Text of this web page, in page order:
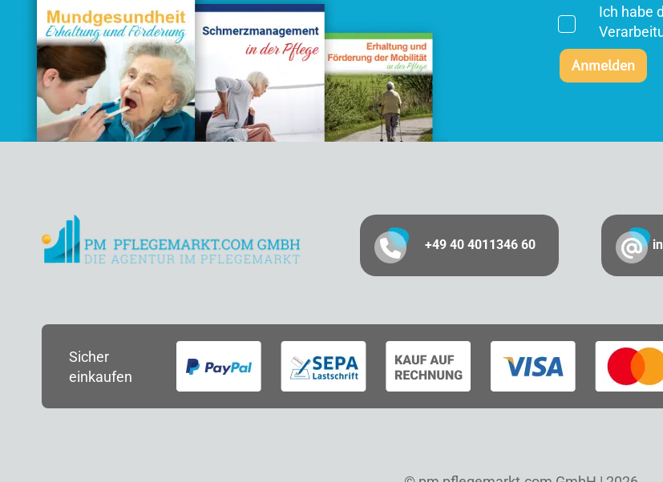
Ich habe
+49 40 4011346 60
Sicher
einkaufen